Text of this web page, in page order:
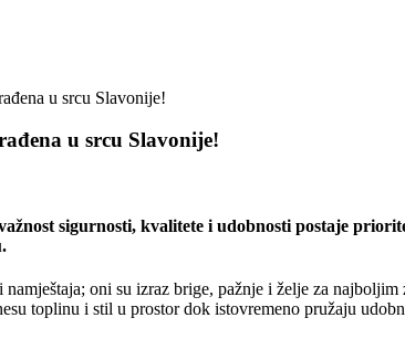
u srcu Slavonije!
u srcu Slavonije!
sigurnosti, kvalitete i udobnosti postaje
oni su izraz brige, pažnje i želje za
toplinu i stil u prostor dok istovremeno pružaju